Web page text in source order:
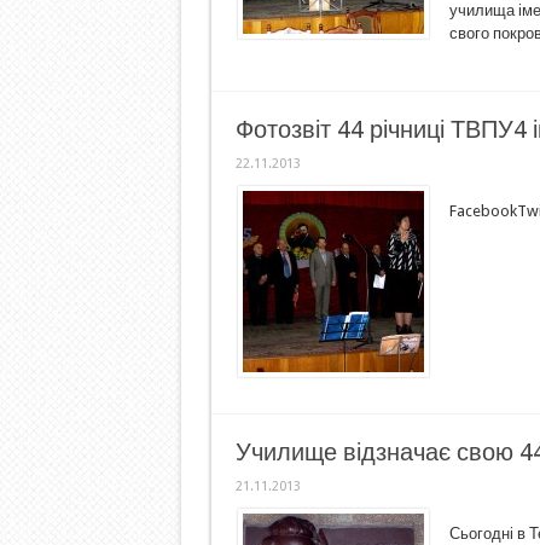
училища
свого
Фотозвіт 44 річниці
22.11.2013
Училище відзначає свою
21.11.2013
Сьогодні в